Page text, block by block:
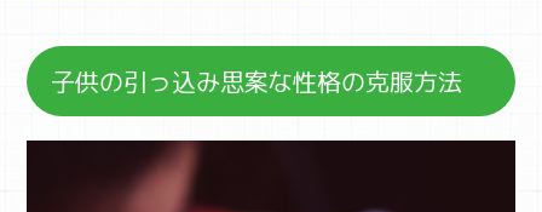
子供の引っ込み思案な性格の克服方法